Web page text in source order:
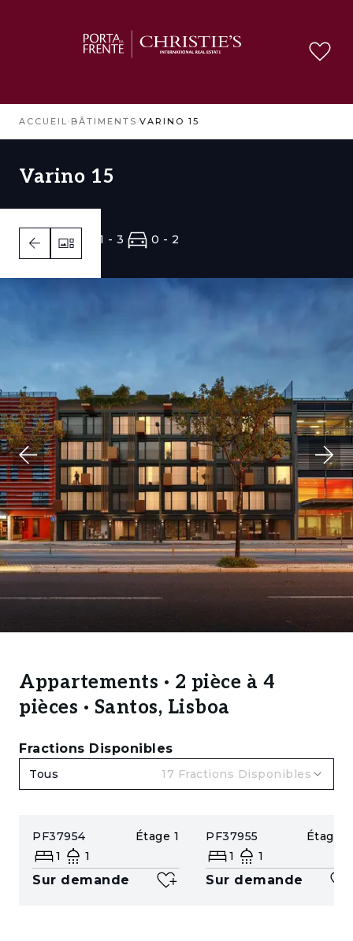
ACCUEIL › BÂTIMENTS ›VARINO 15
Varino 15
1 - 3 1 - 3 0 - 2
Appartements · 2 pièce à 4
pièces · Santos, Lisboa
Fractions Disponibles
Tous 17 Fractions Disponibles
PF37954 Étage 1
1
1
Sur demande
PF37955 Étage
1
1
Sur demande